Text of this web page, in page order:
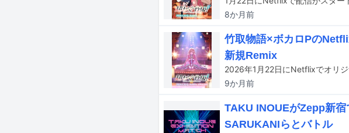
8か月前
竹取物語×ボカロPの
新規Remix
9か月前
TAKU INOUEがZepp新
SARUKANIらとバトル